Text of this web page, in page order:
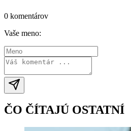
0 komentárov
Vaše meno:
ČO ČÍTAJÚ OSTATNÍ